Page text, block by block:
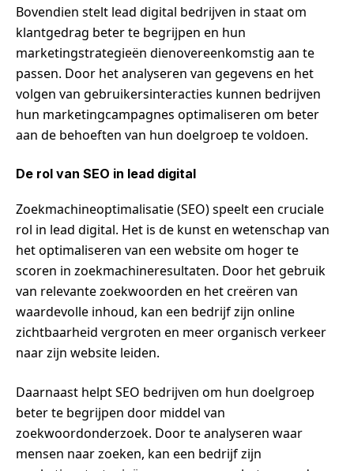
Bovendien stelt lead digital bedrijven in staat om
klantgedrag beter te begrijpen en hun
marketingstrategieën dienovereenkomstig aan te
passen. Door het analyseren van gegevens en het
volgen van gebruikersinteracties kunnen bedrijven
hun marketingcampagnes optimaliseren om beter
aan de behoeften van hun doelgroep te voldoen.
De rol van SEO in lead digital
Zoekmachineoptimalisatie (SEO) speelt een cruciale
rol in lead digital. Het is de kunst en wetenschap van
het optimaliseren van een website om hoger te
scoren in zoekmachineresultaten. Door het gebruik
van relevante zoekwoorden en het creëren van
waardevolle inhoud, kan een bedrijf zijn online
zichtbaarheid vergroten en meer organisch verkeer
naar zijn website leiden.
Daarnaast helpt SEO bedrijven om hun doelgroep
beter te begrijpen door middel van
zoekwoordonderzoek. Door te analyseren waar
mensen naar zoeken, kan een bedrijf zijn